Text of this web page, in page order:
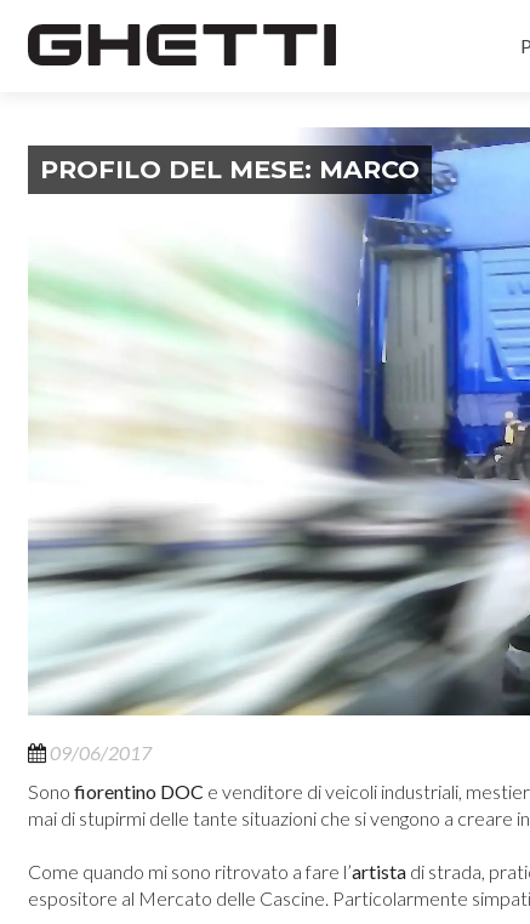
PROFILO DEL MESE: MARCO
09/06/2017
Sono fiorentino DOC e venditore di veicoli industriali,
mai di stupirmi delle tante situazioni che si vengono a creare
Come quando mi sono ritrovato a fare l’artista di strada,
espositore al Mercato delle Cascine. Particolarmente
Navigazione articolo